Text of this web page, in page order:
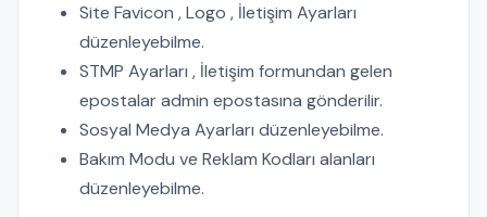
Site Favicon , Logo , İletişim Ayarları
düzenleyebilme.
STMP Ayarları , İletişim formundan gelen
epostalar admin epostasına gönderilir.
Sosyal Medya Ayarları düzenleyebilme.
Bakım Modu ve Reklam Kodları alanları
düzenleyebilme.